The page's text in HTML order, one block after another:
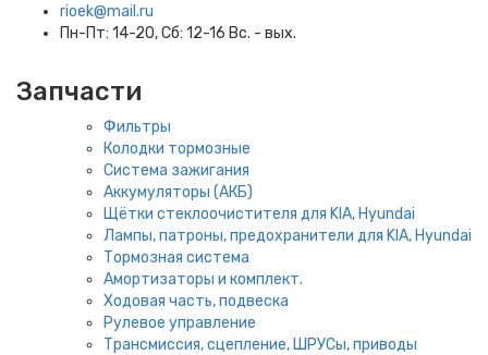
rioek@mail.ru
Пн-Пт: 14-20, Сб: 12-16 Вс. - вых.
Запчасти
Фильтры
Колодки тормозные
Система зажигания
Аккумуляторы (АКБ)
Щётки стеклоочистителя для KIA, Hyundai
Лампы, патроны, предохранители для KIA, Hyundai
Тормозная система
Амортизаторы и комплект.
Ходовая часть, подвеска
Рулевое управление
Трансмиссия, сцепление, ШРУСы, приводы